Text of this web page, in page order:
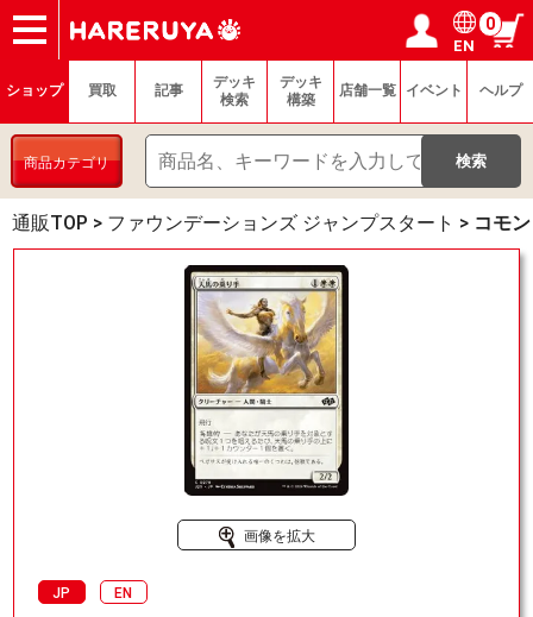
ショップ
買取
記事
デッキ検索
デッキ構築
選手一覧
店舗一覧
イベント
ヘルプ
お問い合わせ ログイン／会員登録
マイページ
EN
0
ショップ 買取 記事
デッキ
検索
デッキ
構築
店舗一覧 イベント ヘルプ
商品カテゴリ
通販TOP > ファウンデーションズ ジャンプスタート > コモン
画像を拡大
JP EN